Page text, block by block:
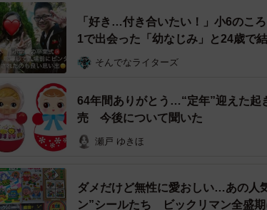
YXS10さんにお話を聞いた。
「好き…付き合いたい！」小6のこ
1で出会った「幼なじみ」と24歳で
そんでなライターズ
64年間ありがとう…“定年”迎えた起
売 今後について聞いた
瀬戸 ゆきほ
ダメだけど無性に愛おしい…あの人
ン”シールたち ビックリマン全盛